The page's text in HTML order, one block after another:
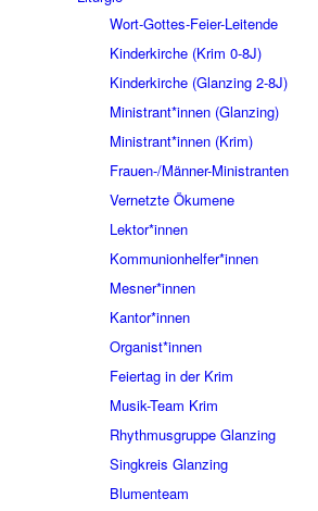
Wort-Gottes-Feier-Leitende
Kinderkirche (Krim 0-8J)
Kinderkirche (Glanzing 2-8J)
Ministrant*innen (Glanzing)
Ministrant*innen (Krim)
Frauen-/Männer-Ministranten
Vernetzte Ökumene
Lektor*innen
Kommunionhelfer*innen
Mesner*innen
Kantor*innen
Organist*innen
Feiertag in der Krim
Musik-Team Krim
Rhythmusgruppe Glanzing
Singkreis Glanzing
Blumenteam